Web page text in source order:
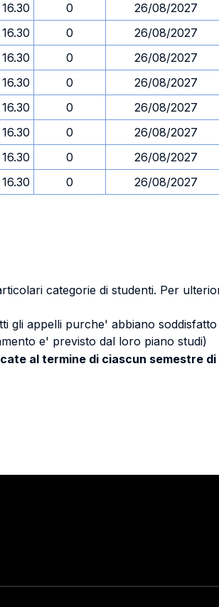
16.30 0
26/08/2027
16.30 0
26/08/2027
16.30 0
26/08/2027
16.30 0
26/08/2027
16.30 0
26/08/2027
16.30 0
26/08/2027
16.30 0
26/08/2027
16.30 0 26/08/2027
categorie di studenti. Per
gli appelli purche' abbiano
e' previsto dal loro piano studi)
al termine di ciascun semestre